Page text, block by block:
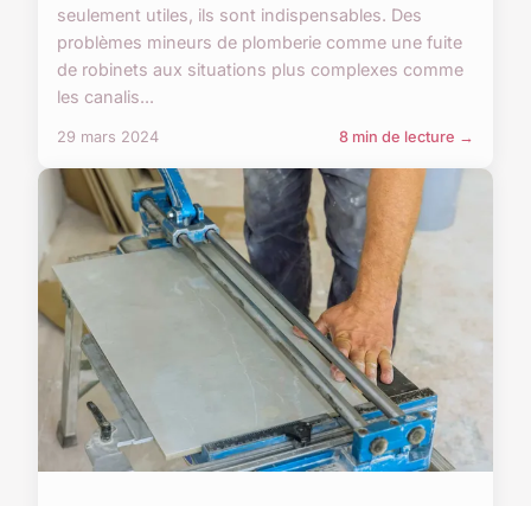
seulement utiles, ils sont indispensables. Des
problèmes mineurs de plomberie comme une fuite
de robinets aux situations plus complexes comme
les canalis...
29 mars 2024 8 min de lecture →